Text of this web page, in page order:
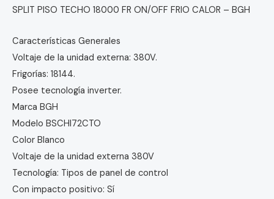
SPLIT PISO TECHO 18000 FR ON/OFF FRIO CALOR – BGH
Características Generales
Voltaje de la unidad externa: 380V.
Frigorías: 18144.
Posee tecnología inverter.
Marca BGH
Modelo BSCHI72CTO
Color Blanco
Voltaje de la unidad externa 380V
Tecnología: Tipos de panel de control
Con impacto positivo: Sí